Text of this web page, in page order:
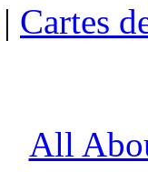
| Cartes
All